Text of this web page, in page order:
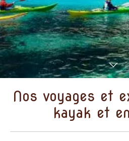
Nos voyages et
kayak et